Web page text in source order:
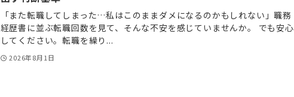
「また転職してしまった…私はこのままダメになるのかもしれない」職務
経歴書に並ぶ転職回数を見て、そんな不安を感じていませんか。 でも安心
してください。転職を繰り...
2026年8月1日